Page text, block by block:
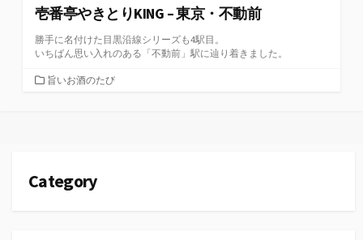
壱番亭やきとりKING – 東京・不動前
勝手に名付けた目黒沿線シリーズも4駅目。
いちばん思い入れのある「不動前」駅に辿り着きました。
カ旨いお酒のたび
Category